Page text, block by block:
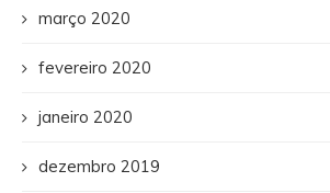
março 2020
fevereiro 2020
janeiro 2020
dezembro 2019